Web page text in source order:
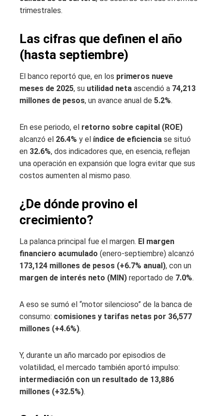
trimestrales.
Las cifras que definen el año
(hasta septiembre)
El banco reportó que, en los primeros nueve
meses de 2025, su utilidad neta ascendió a 74,213
millones de pesos, un avance anual de 5.2%.
En ese periodo, el retorno sobre capital (ROE)
alcanzó el 26.4% y el índice de eficiencia se situó
en 32.6%, dos indicadores que, en esencia, reflejan
una operación en expansión que logra evitar que sus
costos aumenten al mismo paso.
¿De dónde provino el
crecimiento?
La palanca principal fue el margen. El margen
financiero acumulado (enero-septiembre) alcanzó
173,124 millones de pesos (+6.7% anual), con un
margen de interés neto (MIN) reportado de 7.0%.
A eso se sumó el “motor silencioso” de la banca de
consumo: comisiones y tarifas netas por 36,577
millones (+4.6%).
Y, durante un año marcado por episodios de
volatilidad, el mercado también aportó impulso:
intermediación con un resultado de 13,886
millones (+32.5%).